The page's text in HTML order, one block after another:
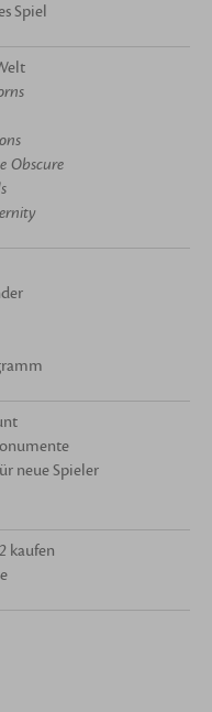
Spiel
Obscure
neue Spieler
kaufen